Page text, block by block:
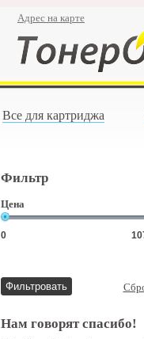
Адрес на карте
Все для картриджа
Фильтр
Цена
Нам говорят спасибо!